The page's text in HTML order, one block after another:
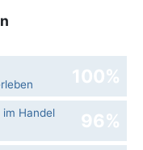
100%
Handel
96%